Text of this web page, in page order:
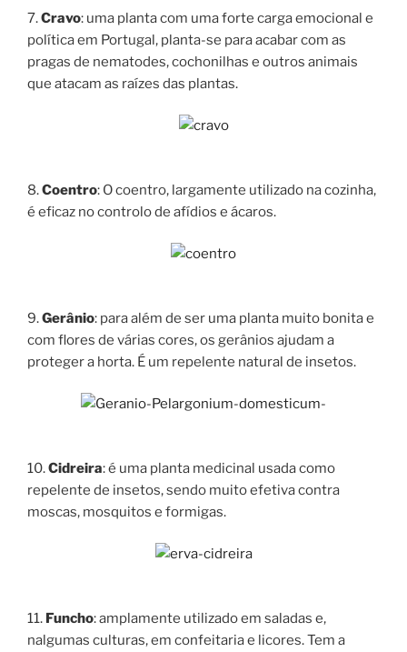
7.Cravo: uma planta com uma forte carga emocional e
política em Portugal, planta-se para acabar com as
pragas de nematodes, cochonilhas e outros animais
que atacam as raízes das plantas.
8.Coentro: O coentro, largamente utilizado na cozinha,
é eficaz no controlo de afídios e ácaros.
9.Gerânio: para além de ser uma planta muito bonita e
com flores de várias cores, os gerânios ajudam a
proteger a horta. É um repelente natural de insetos.
10.Cidreira: é uma planta medicinal usada como
repelente de insetos, sendo muito efetiva contra
moscas, mosquitos e formigas.
11. Funcho: amplamente utilizado em saladas e,
nalgumas culturas, em confeitaria e licores. Tem a